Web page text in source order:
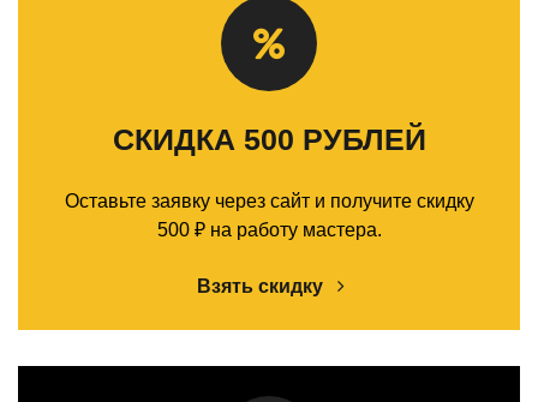
СКИДКА 500 РУБЛЕЙ
Оставьте заявку через сайт и получите скидку
500 ₽ на работу мастера.
Взять скидку